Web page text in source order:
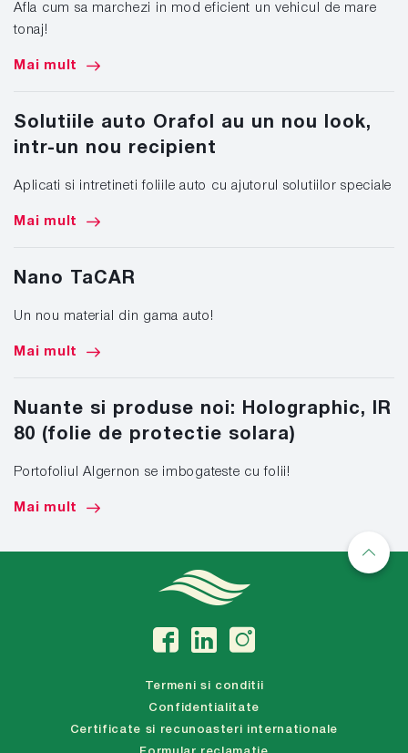
Afla cum sa marchezi in mod eficient un vehicul de mare
tonaj!
Mai mult
Solutiile auto Orafol au un nou look,
intr-un nou recipient
Aplicati si intretineti foliile auto cu ajutorul solutiilor speciale
Mai mult
Nano TaCAR
Un nou material din gama auto!
Mai mult
Nuante si produse noi: Holographic, IR
80 (folie de protectie solara)
Portofoliul Algernon se imbogateste cu folii!
Mai mult
Termeni si conditii
Confidentialitate
Certificate si recunoasteri internationale